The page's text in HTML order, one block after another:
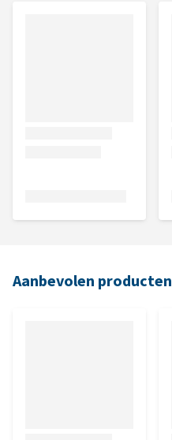
Aanbevolen producten